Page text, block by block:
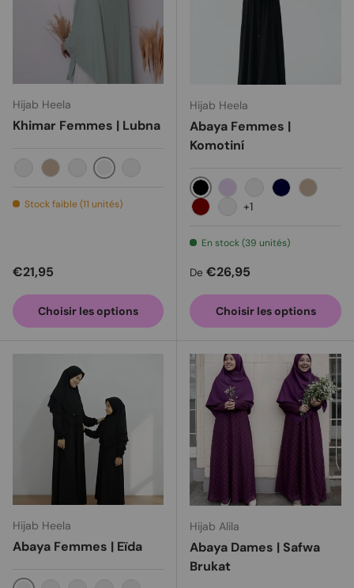
Hijab Heela
Khimar Femmes | Lubna
MokaSaga verteViolet poussiéreux
Stock faible (11 unités)
Prix habituel
€21,95
Choisir les options
Hijab Heela
Abaya Femmes |
Komotiní
Black Lavender
+1
En stock (39 unités)
Prix habituel
De €26,95
Choisir les options
Hijab Heela
Abaya Femmes | Eïda
Hijab Alila
Abaya Dames | Safwa
Brukat